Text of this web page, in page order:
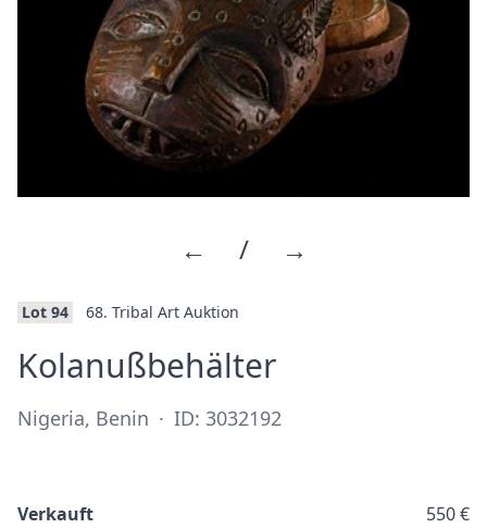
← / →
Lot 94 68. Tribal Art Auktion
Kolanußbehälter·
Nigeria, Benin · ID: 3032192
Verkauft 550 €